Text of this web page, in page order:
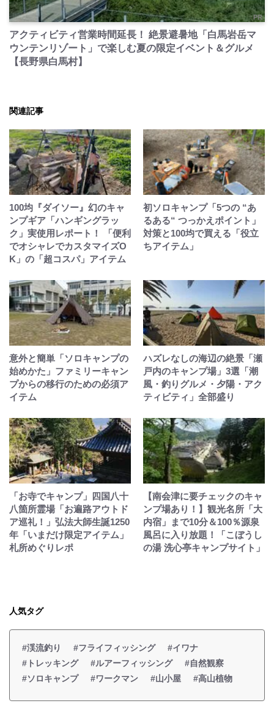
PR
アクティビティ営業時間延長！ 絶景避暑地「白馬岩岳マ
ウンテンリゾート」で楽しむ夏の限定イベント＆グルメ
【長野県白馬村】
関連記事
100均『ダイソー』幻のキャ
ンプギア「ハンギングラッ
ク」実使用レポート！ 「便利
でオシャレでカスタマイズO
K」の「超コスパ」アイテム
初ソロキャンプ「5つの “あ
るある“ つっかえポイント」
対策と100均で買える「役立
ちアイテム」
意外と簡単「ソロキャンプの
始めかた」ファミリーキャン
プからの移行のための必須ア
イテム
ハズレなしの海辺の絶景「瀬
戸内のキャンプ場」3選「潮
風・釣りグルメ・夕陽・アク
ティビティ」全部盛り
「お寺でキャンプ」四国八十
八箇所霊場「お遍路アウトド
ア巡礼！」弘法大師生誕1250
年「いまだけ限定アイテム」
札所めぐりレポ
【南会津に要チェックのキャ
ンプ場あり！】観光名所「大
内宿」まで10分＆100％源泉
風呂に入り放題！「こぼうし
の湯 洗心亭キャンプサイト」
人気タグ
#渓流釣り #フライフィッシング
#イワナ
#トレッキング
#ルアーフィッシング
#自然観察
#ソロキャンプ
#ワークマン #山小屋 #高山植物